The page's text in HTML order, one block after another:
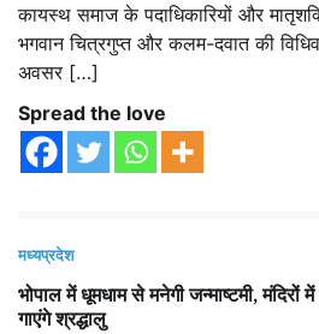
कायस्थ समाज के पदाधिकारियों और
भगवान चित्रगुप्त और कलम-दवात की
अवसर […]
Spread the love
मध्यप्रदेश
भोपाल में धूमधाम से मनेगी जन्माष्टमी, मंदिरों
गाएंगे श्रद्धालु